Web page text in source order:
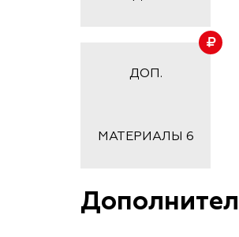
ДОП.
МАТЕРИАЛЫ 6